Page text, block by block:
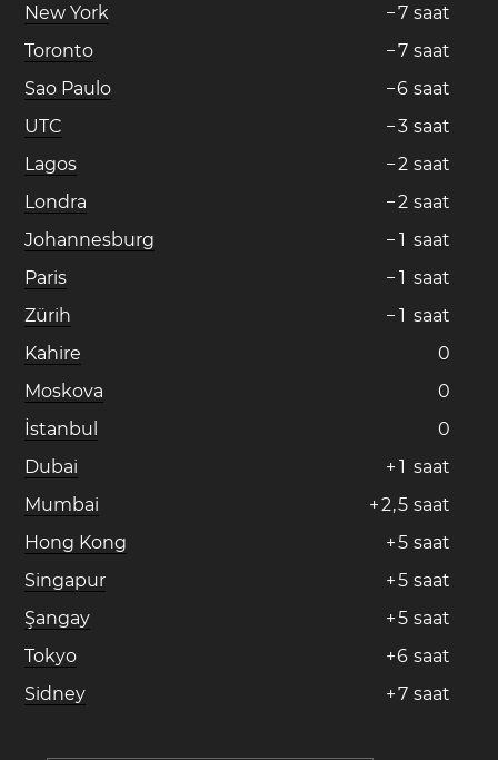
New York
−7 saat
Toronto
−7 saat
Sao Paulo
−6 saat
UTC
−3 saat
Lagos
−2 saat
Londra
−2 saat
Johannesburg
− 1 saat
Paris
− 1 saat
Zürih
− 1 saat
Kahire
0
Moskova
0
İstanbul
0
Dubai
+ 1 saat
Mumbai
+2,5 saat
Hong Kong
+5 saat
Singapur
+5 saat
Şangay
+5 saat
Tokyo
+6 saat
Sidney
+7 saat